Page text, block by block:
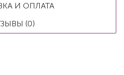
И ОПЛАТА
(0)